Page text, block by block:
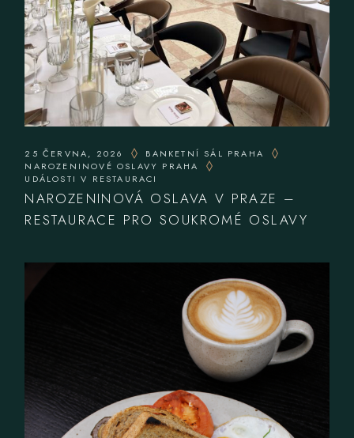
25 ČERVNA, 2026
BANKETNÍ SÁL PRAHA
NAROZENINOVÉ OSLAVY PRAHA
UDÁLOSTI V RESTAURACI
NAROZENINOVÁ OSLAVA V PRAZE –
RESTAURACE PRO SOUKROMÉ OSLAVY